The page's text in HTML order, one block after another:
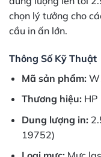
chọn lý tưởng cho
cầu in ấn lớn.
Thông Số Kỹ Thuật
Mã sản phẩm:
Thương hiệu:HP
Dung lượng in:
19752)